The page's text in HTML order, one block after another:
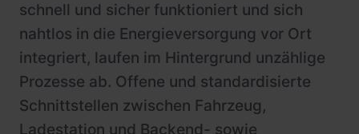
schnell und sicher funktioniert und sich
nahtlos in die Energieversorgung vor Ort
integriert, laufen im Hintergrund unzählige
Prozesse ab. Offene und standardisierte
Schnittstellen zwischen Fahrzeug,
Ladestation und Backend- sowie